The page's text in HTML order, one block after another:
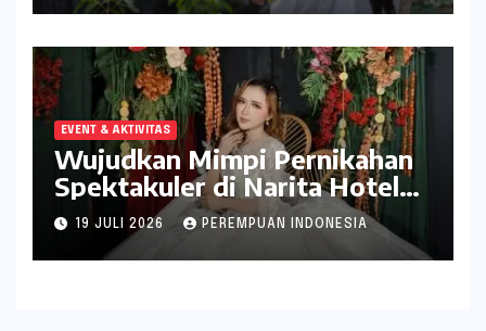
EVENT & AKTIVITAS
Wujudkan Mimpi Pernikahan
Spektakuler di Narita Hotel
Surabaya
19 JULI 2026 PEREMPUAN INDONESIA